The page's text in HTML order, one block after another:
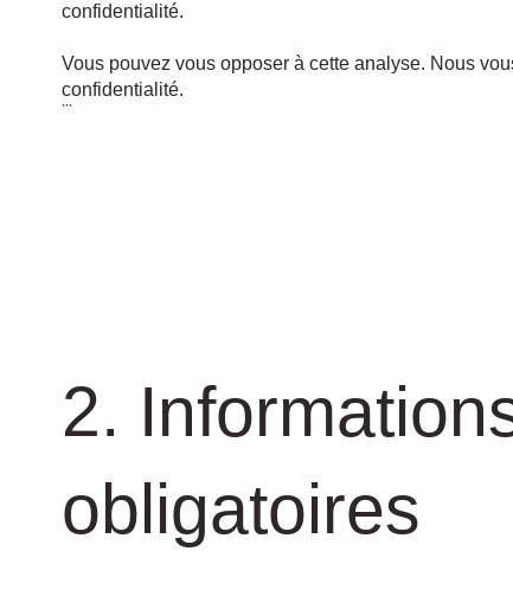
confidentialité.
Vous pouvez vous opposer à cette analyse. Nous
confidentialité.
```
2.
obligatoires